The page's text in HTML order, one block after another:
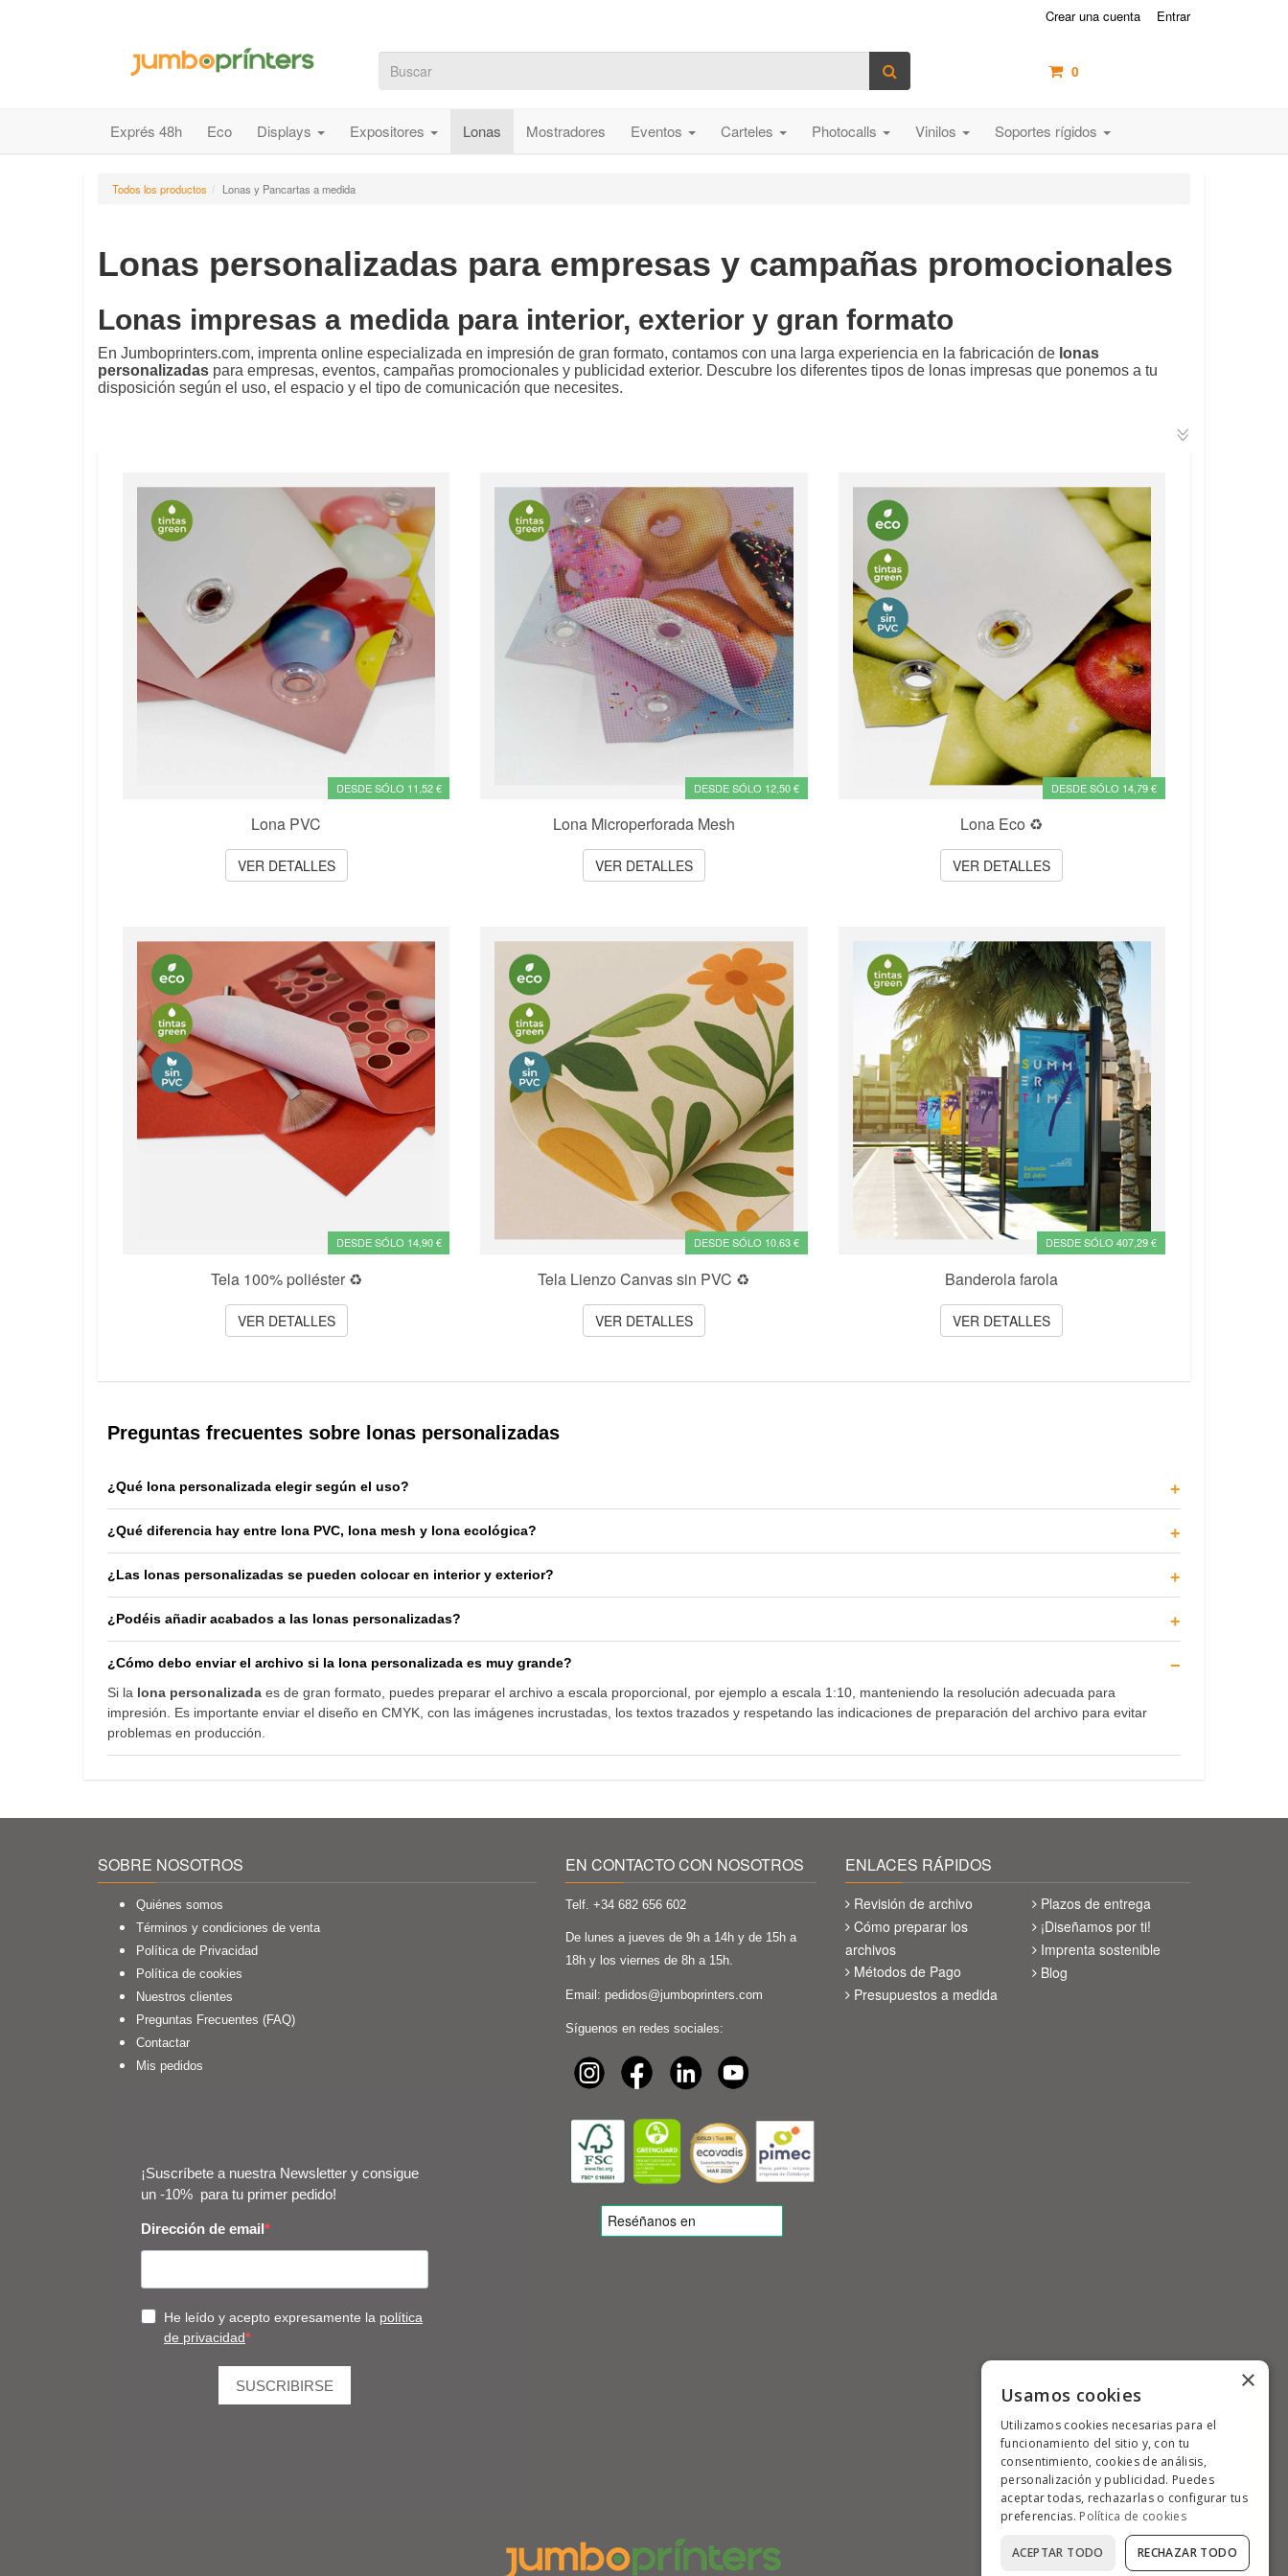
Crear una cuenta Entrar
0
Exprés 48h Eco Displays Expositores Lonas Mostradores Eventos Carteles Photocalls Vinilos Soportes rígidos
Todos los productos Lonas y Pancartas a medida
Lonas personalizadas para empresas y campañas promocionales
Lonas impresas a medida para interior, exterior y gran formato
En Jumboprinters.com, imprenta online especializada en impresión de gran formato, contamos con una larga experiencia en la fabricación de lonas
personalizadas para empresas, eventos, campañas promocionales y publicidad exterior. Descubre los diferentes tipos de lonas impresas que ponemos a tu
disposición según el uso, el espacio y el tipo de comunicación que necesites.
DESDE SÓLO 11,52 €
Lona PVC
VER DETALLES
DESDE SÓLO 12,50 €
Lona Microperforada Mesh
VER DETALLES
DESDE SÓLO 14,79 €
Lona Eco ♻️
VER DETALLES
DESDE SÓLO 14,90 €
Tela 100% poliéster ♻️
VER DETALLES
DESDE SÓLO 10,63 €
Tela Lienzo Canvas sin PVC ♻️
VER DETALLES
DESDE SÓLO 407,29 €
Banderola farola
VER DETALLES
Preguntas frecuentes sobre lonas personalizadas
¿Qué lona personalizada elegir según el uso?
¿Qué diferencia hay entre lona PVC, lona mesh y lona ecológica?
¿Las lonas personalizadas se pueden colocar en interior y exterior?
¿Podéis añadir acabados a las lonas personalizadas?
¿Cómo debo enviar el archivo si la lona personalizada es muy grande?
Si la lona personalizada es de gran formato, puedes preparar el archivo a escala proporcional, por ejemplo a escala 1:10, manteniendo la resolución adecuada para
impresión. Es importante enviar el diseño en CMYK, con las imágenes incrustadas, los textos trazados y respetando las indicaciones de preparación del archivo para evitar
problemas en producción.
SOBRE NOSOTROS
Quiénes somos
Términos y condiciones de venta
Política de Privacidad
Política de cookies
Nuestros clientes
Preguntas Frecuentes (FAQ)
Contactar
Mis pedidos
EN CONTACTO CON NOSOTROS
Telf. +34 682 656 602
De lunes a jueves de 9h a 14h y de 15h a
18h y los viernes de 8h a 15h.
Email: pedidos@jumboprinters.com
Síguenos en redes sociales:
ENLACES RÁPIDOS
Revisión de archivo
Cómo preparar los
archivos
Métodos de Pago
Presupuestos a medida
Plazos de entrega
¡Diseñamos por ti!
Imprenta sostenible
Blog
×
Usamos cookies
Utilizamos cookies necesarias para el
funcionamiento del sitio y, con tu
consentimiento, cookies de análisis,
personalización y publicidad. Puedes
aceptar todas, rechazarlas o configurar tus
preferencias. Política de cookies
ACEPTAR TODO RECHAZAR TODO